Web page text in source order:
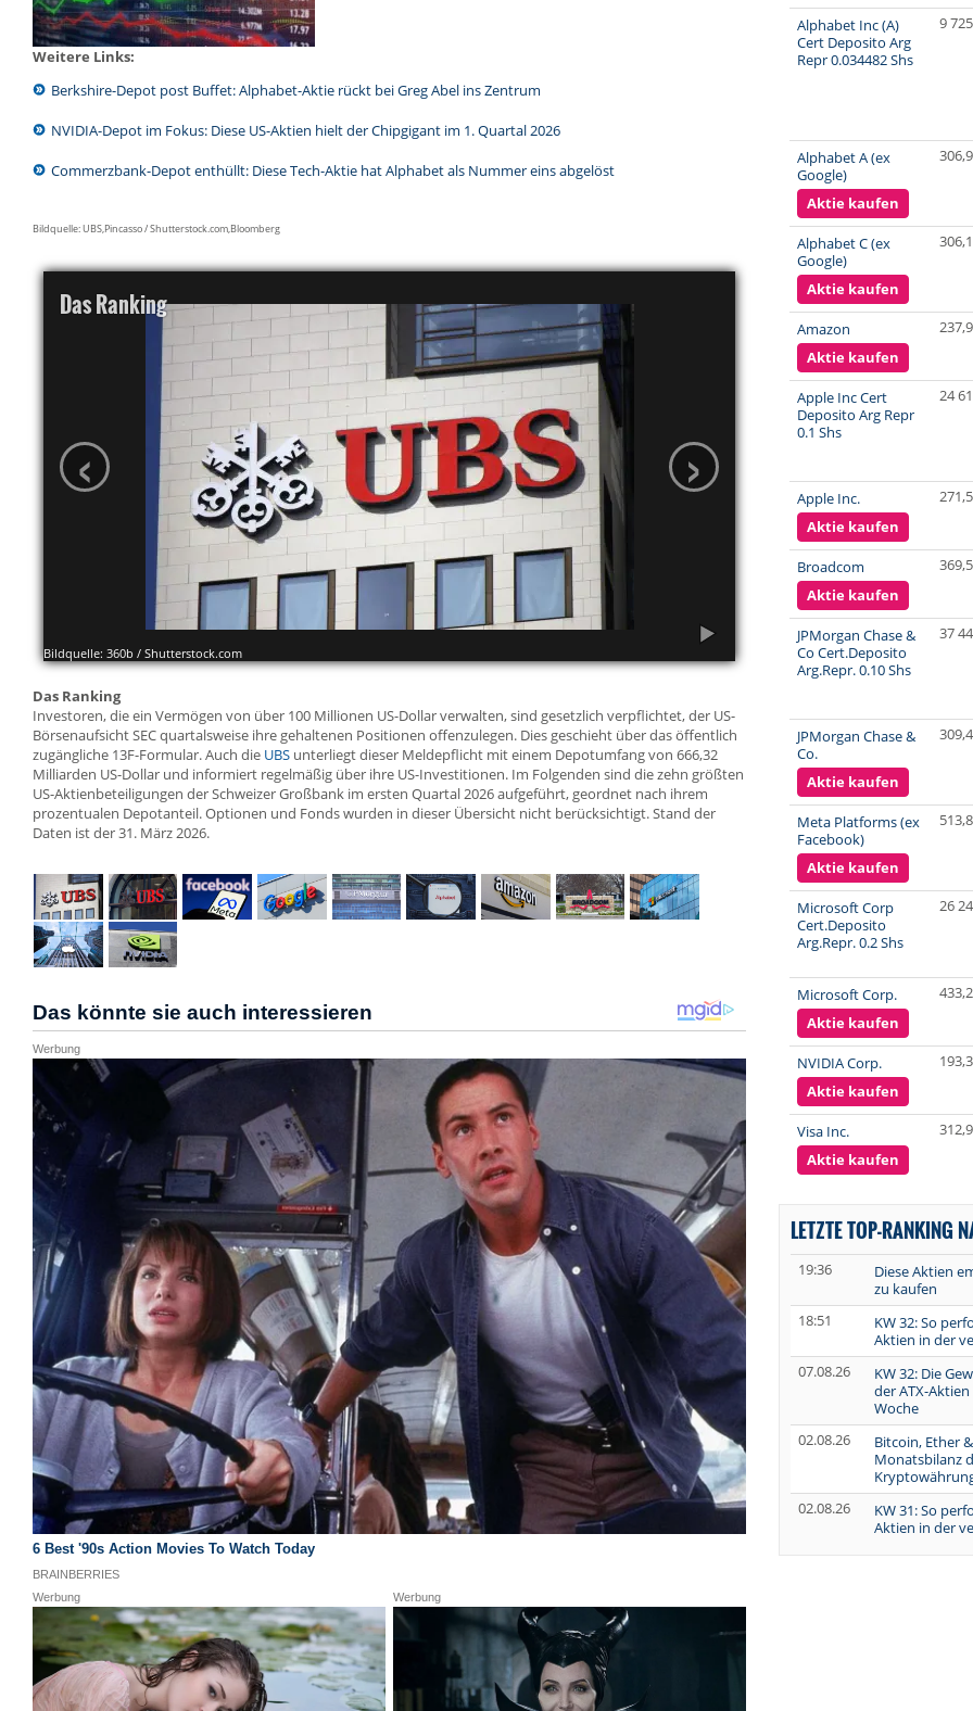
Weitere Links:
Berkshire-Depot post Buffet: Alphabet-Aktie rückt bei Greg Abel ins Zentrum
NVIDIA-Depot im Fokus: Diese US-Aktien hielt der Chipgigant im 1. Quartal 2026
Commerzbank-Depot enthüllt: Diese Tech-Aktie hat Alphabet als Nummer eins abgelöst
Bildquelle: UBS,Pincasso / Shutterstock.com,Bloomberg
Das Ranking
‹ ›
Bildquelle: 360b / Shutterstock.com
Das Ranking
Investoren, die ein Vermögen von über 100 Millionen US-Dollar verwalten, sind gesetzlich verpflichtet, der US-
Börsenaufsicht SEC quartalsweise ihre gehaltenen Positionen offenzulegen. Dies geschieht über das öffentlich
zugängliche 13F-Formular. Auch die UBS unterliegt dieser Meldepflicht mit einem Depotumfang von 666,32
Milliarden US-Dollar und informiert regelmäßig über ihre US-Investitionen. Im Folgenden sind die zehn größten
US-Aktienbeteiligungen der Schweizer Großbank im ersten Quartal 2026 aufgeführt, geordnet nach ihrem
prozentualen Depotanteil. Optionen und Fonds wurden in dieser Übersicht nicht berücksichtigt. Stand der
Daten ist der 31. März 2026.
Alphabet Inc (A)
Cert Deposito Arg
Repr 0.034482 Shs
9
Alphabet A (ex
Google)
Aktie kaufen
Alphabet C (ex
Google)
Aktie kaufen
Amazon
Aktie kaufen
Apple Inc Cert
Deposito Arg Repr
0.1 Shs
24
Apple Inc.
Aktie kaufen
Broadcom
Aktie kaufen
JPMorgan Chase &
Co Cert.Deposito
Arg.Repr. 0.10 Shs
37
JPMorgan Chase &
Co.
Aktie kaufen
Meta Platforms (ex
Facebook)
Aktie kaufen
Microsoft Corp
Cert.Deposito
Arg.Repr. 0.2 Shs
26
Microsoft Corp.
Aktie kaufen
NVIDIA Corp.
Aktie kaufen
Visa Inc.
Aktie kaufen
LETZTE TOP-RANKING
19:36
Diese Aktien
zu kaufen
18:51
KW 32: So
Aktien in der
07.08.26
KW 32: Die
der ATX-
Woche
02.08.26
Bitcoin, Ether
Monatsbilanz
02.08.26
KW 31: So
Aktien in der